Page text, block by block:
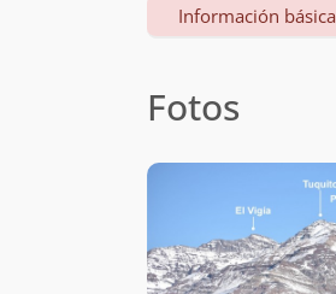
Información básica
Fotos